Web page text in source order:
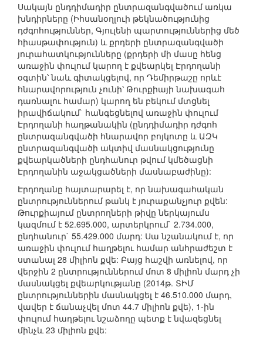
Սակայն ընդդիմադիր ընտրազանգվածում առկա
խնդիրները (Իհսանօղլուի թեկնածությունից
դժգոհություններ, Գյուլենի պարտություններից մեծ
հիասթափություն) և քրդերի ընտրազանգվածի
յուրահատկությունները (քրդերի մի մասը հենց
առաջին փուլում կարող է քվեարկել Էրդողանի
օգտին՝ նաև գիտակցելով, որ Դեմիրթաշը որևէ
հնարավորություն չունի՝ Թուրքիայի նախագահ
դառնալու համար) կարող են բեկում մտցնել
իրավիճակում` հանգեցնելով առաջին փուլում
Էրդողանի հաղթանակին (ընդդիմադիր դժգոհ
ընտրազանգվածի հնարավոր բոյկոտը և ԱԶԿ
ընտրազանգվածի ակտիվ մասնակցությունը
քվեարկածների ընդհանուր թվում կմեծացնի
Էրդողանին աջակցածների մասնաբաժինը):
Էրդողանը հայտարարել է, որ նախագահական
ընտրություններում թանկ է յուրաքանչյուր քվեն:
Թուրքիայում ընտրողների թիվը ներկայումս
կազմում է 52.695.000, արտերկրում` 2.734.000,
ընդհանուր` 55.429.000 մարդ: Սա նշանակում է, որ
առաջին փուլում հաղթելու համար անհրաժեշտ է
ստանալ 28 միլիոն քվե: Բայց հաշվի առնելով, որ
վերջին 2 ընտրություններում մոտ 8 միլիոն մարդ չի
մասնակցել քվեարկությանը (2014թ. ՏԻՄ
ընտրություններին մասնակցել է 46.510.000 մարդ,
վավեր է ճանաչվել մոտ 44.7 միլիոն քվե), 1-ին
փուլում հաղթելու նշաձողը պետք է նվազեցնել
մինչև 23 միլիոն քվե: